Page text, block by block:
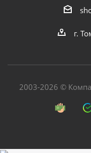
г.
2003-2026 ©